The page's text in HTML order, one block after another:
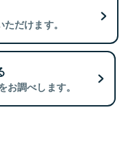
だけます。
調べします。